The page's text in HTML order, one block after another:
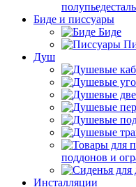
Биде и писсуары
Биде
Душ
поддонов и
Инсталляции